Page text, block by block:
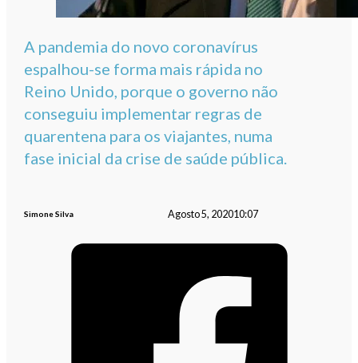
A pandemia do novo coronavírus
espalhou-se forma mais rápida no
Reino Unido, porque o governo não
conseguiu implementar regras de
quarentena para os viajantes, numa
fase inicial da crise de saúde pública.
Simone Silva Agosto 5, 202010:07